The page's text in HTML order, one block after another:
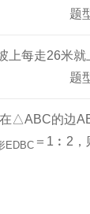
题
上每走26米就
题
△ABC的边
EDBC ＝1︰2